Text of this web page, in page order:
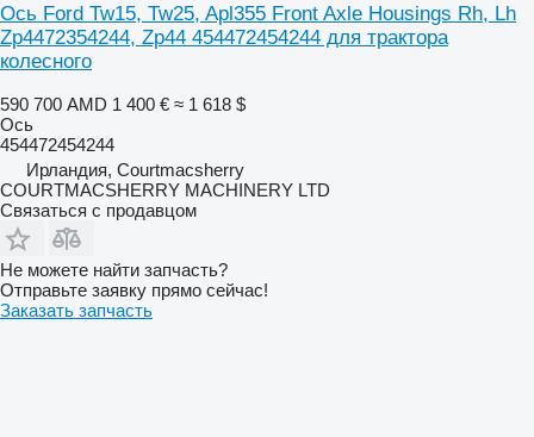
Ось Ford Tw15, Tw25, Apl355 Front Axle Housings Rh, Lh
Zp4472354244, Zp44 454472454244 для трактора
колесного
590 700 AMD 1 400 € ≈ 1 618 $
Ось
454472454244
Ирландия, Courtmacsherry
COURTMACSHERRY MACHINERY LTD
Связаться с продавцом
Не можете найти запчасть?
Отправьте заявку прямо сейчас!
Заказать запчасть